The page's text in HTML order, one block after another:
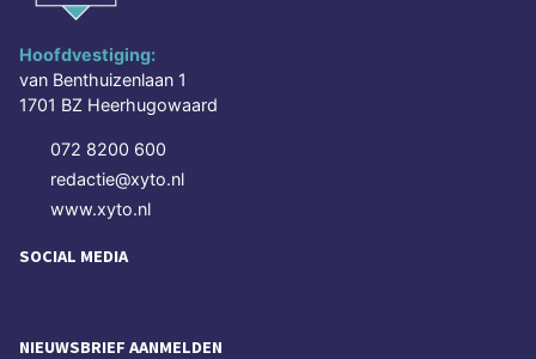
Hoofdvestiging:
van Benthuizenlaan 1
1701 BZ Heerhugowaard
072 8200 600
redactie@xyto.nl
www.xyto.nl
SOCIAL MEDIA
NIEUWSBRIEF AANMELDEN